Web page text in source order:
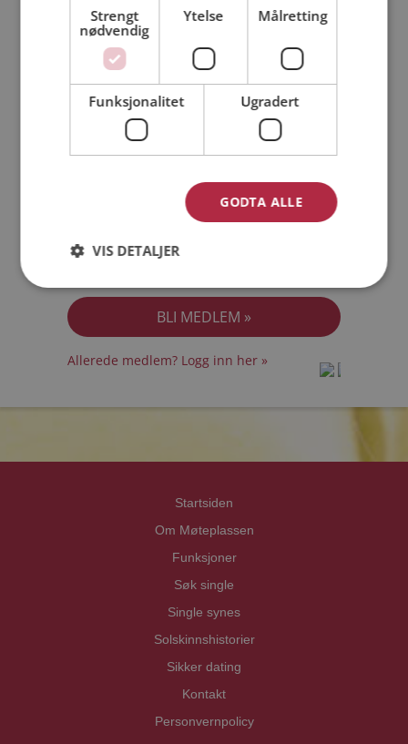
Jeg er en: Mann Kvinne
Min alder:
Jeg akseptererMedlemsvilkårene
Allerede medlem? Logg inn her »
Startsiden
Om Møteplassen
Funksjoner
Søk single
Single synes
Solskinnshistorier
Sikker dating
Kontakt
Personvernpolicy
Strengt
nødvendig
Ytelse Målretting
Funksjonalitet Ugradert
GODTA ALLE
VIS DETALJER